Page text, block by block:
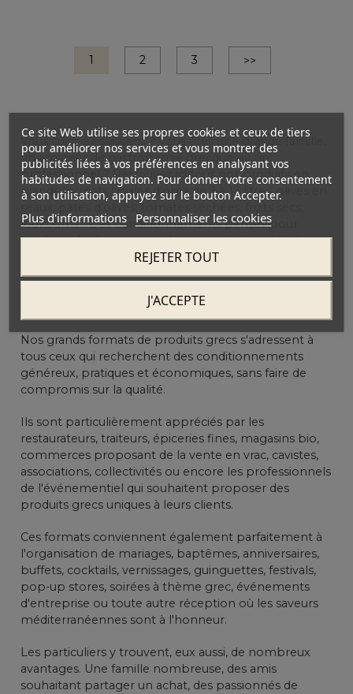
1 2 3 >>
Vous cuisinez souvent ? Vous êtes une grande famille,
un amateur de gastronomie grecque ou un
professionnel ? Retrouvez ici tous nos produits en
grands formats : huiles d'olive de 3 à 17 litres, olives en
seaux, pâtes d'olives, tomates séchées, fruits secs,
loukoums... Des conditionnements pensés pour
profiter plus longtemps de vos produits préférés tout
en bénéficiant d'un excellent rapport qualité-prix.
Nos grands formats de produits grecs s'adressent à
tous ceux qui recherchent des conditionnements
généreux, pratiques et économiques, sans faire de
compromis sur la qualité.
Ils sont particulièrement appréciés par les
restaurateurs, traiteurs, épiceries fines, magasins bio,
commerces proposant de la vente en vrac, cavistes,
associations, collectivités ou encore les professionnels
de l'événementiel qui souhaitent proposer des
produits grecs uniques à leurs clients.
Ces formats conviennent également parfaitement à
l'organisation de mariages, baptêmes, anniversaires,
buffets, cocktails, vernissages, guinguettes, festivals,
pop-up stores, soirées à thème grec, événements
d'entreprise ou toute autre réception où les saveurs
méditerranéennes sont à l'honneur.
Les particuliers y trouvent, eux aussi, de nombreux
avantages. Une famille nombreuse, des amis
souhaitant partager un achat, des passionnés de
Ce site Web utilise ses propres cookies et ceux de tiers
pour améliorer nos services et vous montrer des
publicités liées à vos préférences en analysant vos
habitudes de navigation. Pour donner votre consentement
à son utilisation, appuyez sur le bouton Accepter.
Plus d'informations Personnaliser les cookies
REJETER TOUT
J'ACCEPTE